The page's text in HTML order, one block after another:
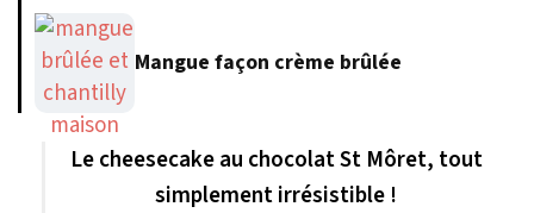
Mangue façon crème brûlée
Le cheesecake au chocolat St Môret, tout
simplement irrésistible !